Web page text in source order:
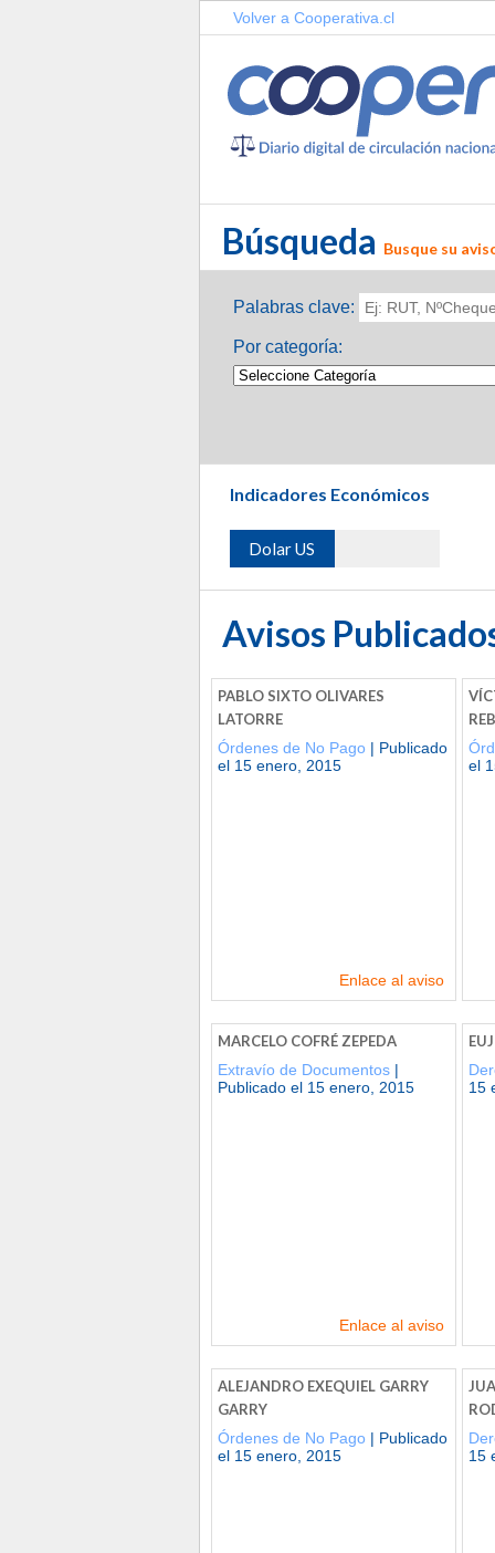
Volver a Cooperativa.cl
Búsqueda Busque su
Palabras clave:
Por categoría:
Indicadores Económicos
Dolar US
Avisos
PABLO SIXTO OLIVARES
LATORRE
Órdenes de No Pago | Publicado
el 15 enero, 2015
Enlace al aviso
el
MARCELO COFRÉ ZEPEDA
Extravío de Documentos |
Publicado el 15 enero, 2015
Enlace al aviso
15
ALEJANDRO EXEQUIEL GARRY
GARRY
Órdenes de No Pago | Publicado
el 15 enero, 2015
15